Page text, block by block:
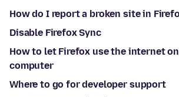
How do I report a broken site in
Disable Firefox Sync
How to let Firefox use the internet
computer
Where to go for developer support